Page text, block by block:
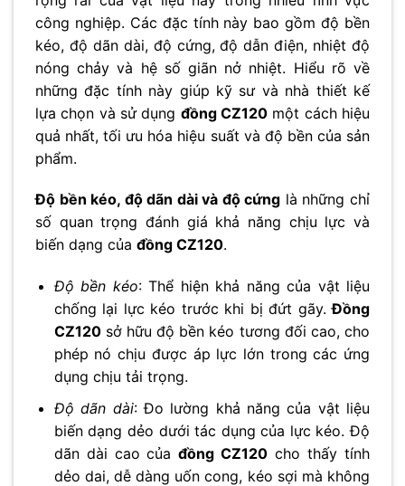
công nghiệp. Các đặc tính này bao gồm độ bền
kéo, độ dãn dài, độ cứng, độ dẫn điện, nhiệt độ
nóng chảy và hệ số giãn nở nhiệt. Hiểu rõ về
những đặc tính này giúp kỹ sư và nhà thiết kế
lựa chọn và sử dụng đồng CZ120 một cách hiệu
quả nhất, tối ưu hóa hiệu suất và độ bền của sản
phẩm.
Độ bền kéo, độ dãn dài và độ cứng là những chỉ
số quan trọng đánh giá khả năng chịu lực và
biến dạng của đồng CZ120.
Độ bền kéo: Thể hiện khả năng của vật liệu
chống lại lực kéo trước khi bị đứt gãy.Đồng
CZ120sở hữu độ bền kéo tương đối cao, cho
phép nó chịu được áp lực lớn trong các ứng
dụng chịu tải trọng.
Độ dãn dài: Đo lường khả năng của vật liệu
biến dạng dẻo dưới tác dụng của lực kéo. Độ
dãn dài cao củađồng CZ120 cho thấy tính
dẻo dai, dễ dàng uốn cong, kéo sợi mà không